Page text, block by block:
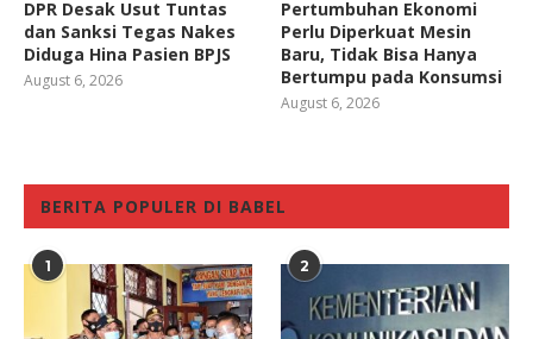
DPR Desak Usut Tuntas
dan Sanksi Tegas Nakes
Diduga Hina Pasien BPJS
August 6, 2026
Pertumbuhan Ekonomi
Perlu Diperkuat Mesin
Baru, Tidak Bisa Hanya
Bertumpu pada Konsumsi
August 6, 2026
BERITA POPULER DI BABEL
1 2